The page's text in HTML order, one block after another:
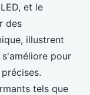
et le
des
illustrent
pour
tels que